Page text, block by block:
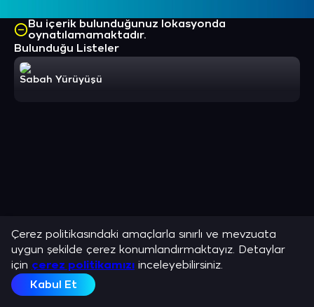
Bu içerik bulunduğunuz lokasyonda
oynatılamamaktadır.
Bulunduğu Listeler
Sabah Yürüyüşü
Çerez politikasındaki amaçlarla sınırlı ve mevzuata
uygun şekilde çerez konumlandırmaktayız. Detaylar
için çerez politikamızı inceleyebilirsiniz.
Kabul Et